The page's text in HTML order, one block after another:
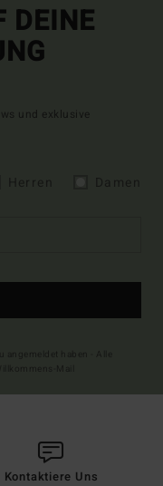
DEINE
und exklusive
Kontaktiere Uns